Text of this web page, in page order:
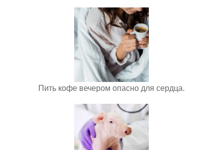
Пить кофе вечером опасно для сердца.